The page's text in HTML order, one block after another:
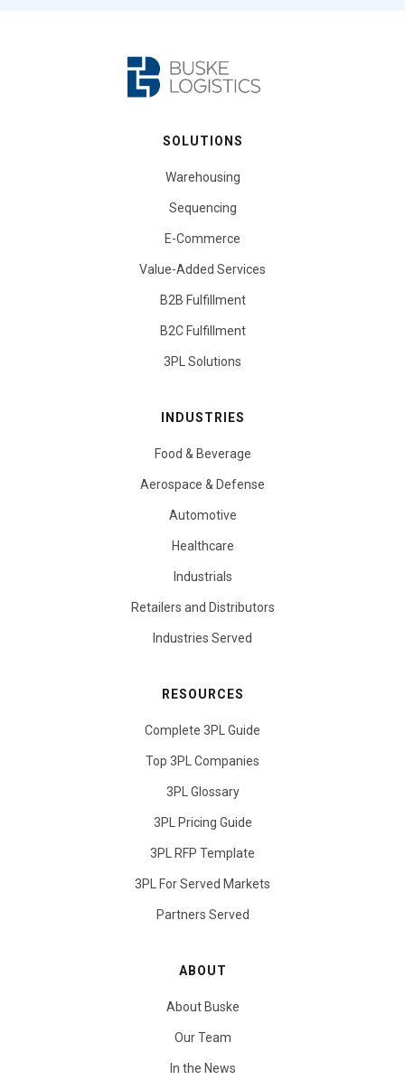
SOLUTIONS
Warehousing
Sequencing
E-Commerce
Value-Added Services
B2B Fulfillment
B2C Fulfillment
3PL Solutions
INDUSTRIES
Food & Beverage
Aerospace & Defense
Automotive
Healthcare
Industrials
Retailers and Distributors
Industries Served
RESOURCES
Complete 3PL Guide
Top 3PL Companies
3PL Glossary
3PL Pricing Guide
3PL RFP Template
3PL For Served Markets
Partners Served
ABOUT
About Buske
Our Team
In the News